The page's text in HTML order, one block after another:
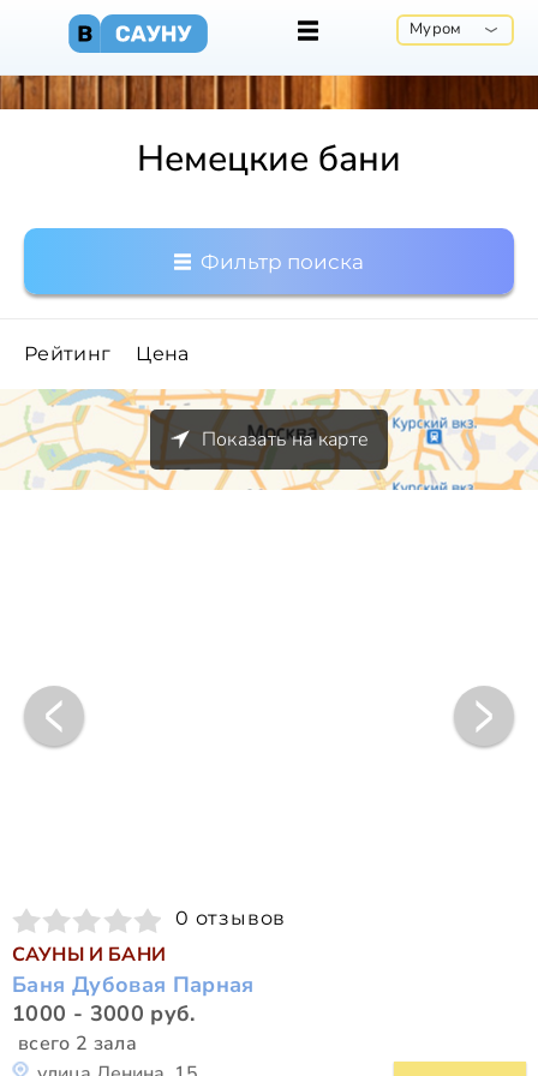
Муром
Немецкие бани
Фильтр поиска
Рейтинг Цена
Показать на карте
0 отзывов
САУНЫ И БАНИ
Баня Дубовая Парная
1000 - 3000 руб.
всего 2 зала